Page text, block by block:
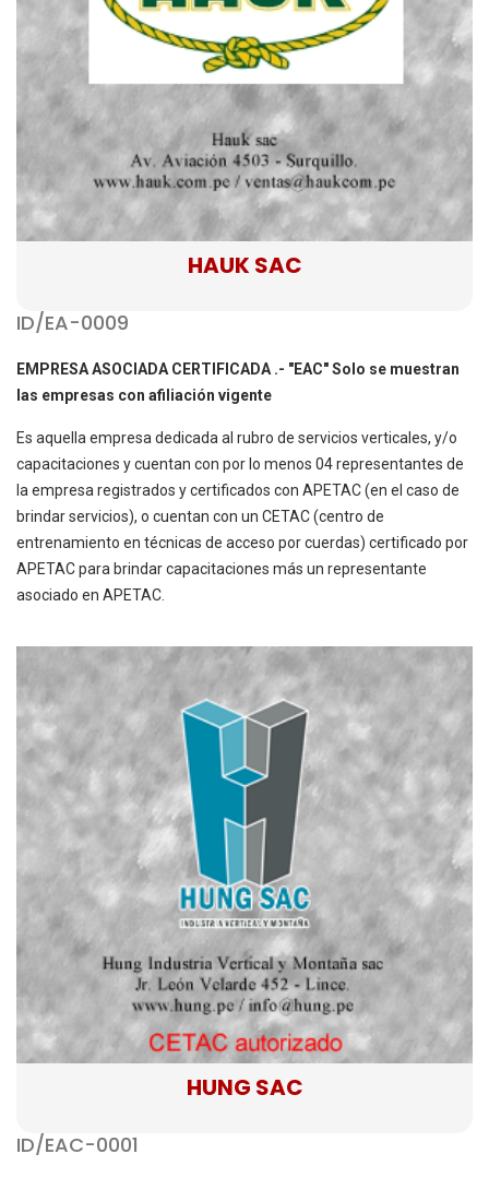
HAUK SAC
ID/EA-0009
EMPRESA ASOCIADA CERTIFICADA .- "EAC" Solo se muestran
las empresas con afiliación vigente
Es aquella empresa dedicada al rubro de servicios verticales, y/o
capacitaciones y cuentan con por lo menos 04 representantes de
la empresa registrados y certificados con APETAC (en el caso de
brindar servicios), o cuentan con un CETAC (centro de
entrenamiento en técnicas de acceso por cuerdas) certificado por
APETAC para brindar capacitaciones más un representante
asociado en APETAC.
HUNG SAC
ID/EAC-0001